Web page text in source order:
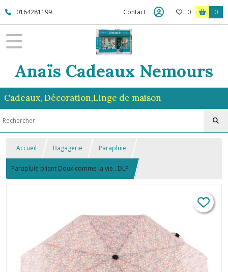
0164281199 Contact 0 0
Anaïs Cadeaux Nemours
Cadeaux, Décoration,Linge de maison
Accueil Bagagerie Parapluie
Parapluie pliant Doux comme la vie...DLP